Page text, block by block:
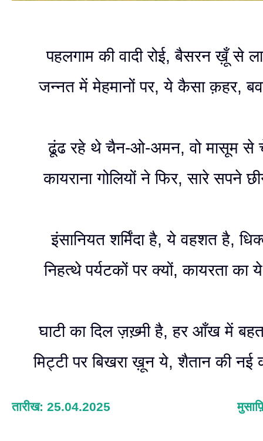
पहलगाम की वादी रोई, बैसरन ख़ूँ से
जन्नत में मेहमानों पर, ये कैसा क़हर,
ढूंढ रहे थे चैन-ओ-अमन, वो मासूम से
कायराना गोलियों ने फिर, सारे सपने
इंसानियत शर्मिंदा है, ये वहशत है,
निहत्थे पर्यटकों पर क्यों, कायरता का
घाटी का दिल ज़ख़्मी है, हर आँख में
मिट्टी पर बिखरा ख़ून ये, शैतान की नई
तारीख: 25.04.2025